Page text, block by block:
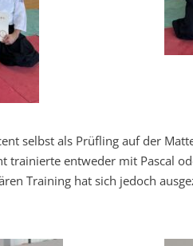
selbst als Prüfling auf der
trainierte entweder mit Pascal
Training hat sich jedoch